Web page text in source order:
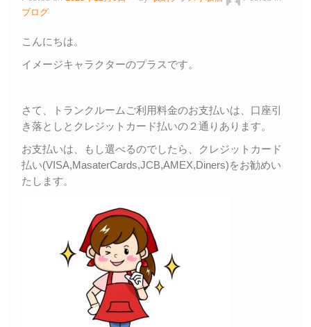
ブログ
こんにちは。
イメージキャラクターのプラスです。
さて、トランクルームご利用料金のお支払いは、口座引
き落としとクレジットカード払いの２通りあります。
お支払いは、もし選べるのでしたら、クレジットカード
払い(VISA,MasaterCards,JCB,AMEX,Diners)をお勧めい
たします。